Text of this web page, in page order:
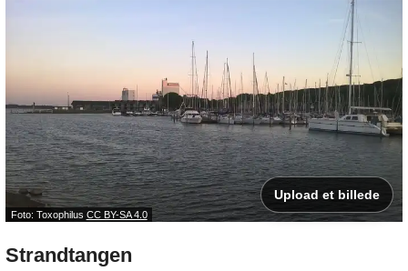
Foto: Toxophilus CC BY-SA 4.0
Upload et billede
Strandtangen